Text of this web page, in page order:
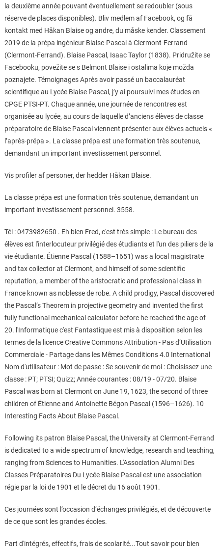
la deuxième année pouvant éventuellement se redoubler (sous
réserve de places disponibles). Bliv medlem af Facebook, og få
kontakt med Håkan Blaise og andre, du måske kender. Classement
2019 de la prépa ingénieur Blaise-Pascal à Clermont-Ferrand
(Clermont-Ferrand). Blaise Pascal, Isaac Taylor (1838). Pridružite se
Facebooku, povežite se s Belmont Blaise i ostalima koje možda
poznajete. Témoignages Après avoir passé un baccalauréat
scientifique au Lycée Blaise Pascal, j’y ai poursuivi mes études en
CPGE PTSI-PT. Chaque année, une journée de rencontres est
organisée au lycée, au cours de laquelle d’anciens élèves de classe
préparatoire de Blaise Pascal viennent présenter aux élèves actuels «
l’après-prépa ». La classe prépa est une formation très soutenue,
demandant un important investissement personnel.
Vis profiler af personer, der hedder Håkan Blaise.
La classe prépa est une formation très soutenue, demandant un
important investissement personnel. 3558.
Tél : 0473982650 . Eh bien Fred, c'est très simple : Le bureau des
élèves est l'interlocuteur privilégié des étudiants et l'un des piliers de la
vie étudiante. Étienne Pascal (1588–1651) was a local magistrate
and tax collector at Clermont, and himself of some scientific
reputation, a member of the aristocratic and professional class in
France known as noblesse de robe. A child prodigy, Pascal discovered
the Pascal’s Theorem in projective geometry and invented the first
fully functional mechanical calculator before he reached the age of
20. l'Informatique c'est Fantastique est mis à disposition selon les
termes de la licence Creative Commons Attribution - Pas d’Utilisation
Commerciale - Partage dans les Mêmes Conditions 4.0 International
Nom d'utilisateur : Mot de passe : Se souvenir de moi : Choisissez une
classe : PT; PTSI; Quizz; Année courantes : 08/19 - 07/20. Blaise
Pascal was born at Clermont on June 19, 1623, the second of three
children of Étienne and Antoinette Bégon Pascal (1596–1626). 10
Interesting Facts About Blaise Pascal.
Following its patron Blaise Pascal, the University at Clermont-Ferrand
is dedicated to a wide spectrum of knowledge, research and teaching,
ranging from Sciences to Humanities. L'Association Alumni Des
Classes Préparatoires Du Lycée Blaise Pascal est une association
régie par la loi de 1901 et le décret du 16 août 1901.
Ces journées sont l’occasion d’échanges privilégiés, et de découverte
de ce que sont les grandes écoles.
Part d'intégrés, effectifs, frais de scolarité...Tout savoir pour bien